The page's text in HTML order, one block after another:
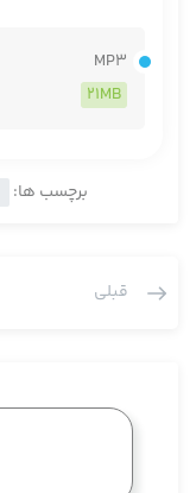
MP3
21MB
برچسب ها:
قبلی